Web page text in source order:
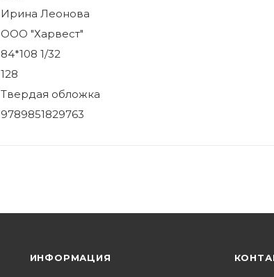
Ирина Леонова
ООО "Харвест"
84*108 1/32
128
Твердая обложка
9789851829763
ИНФОРМАЦИЯ